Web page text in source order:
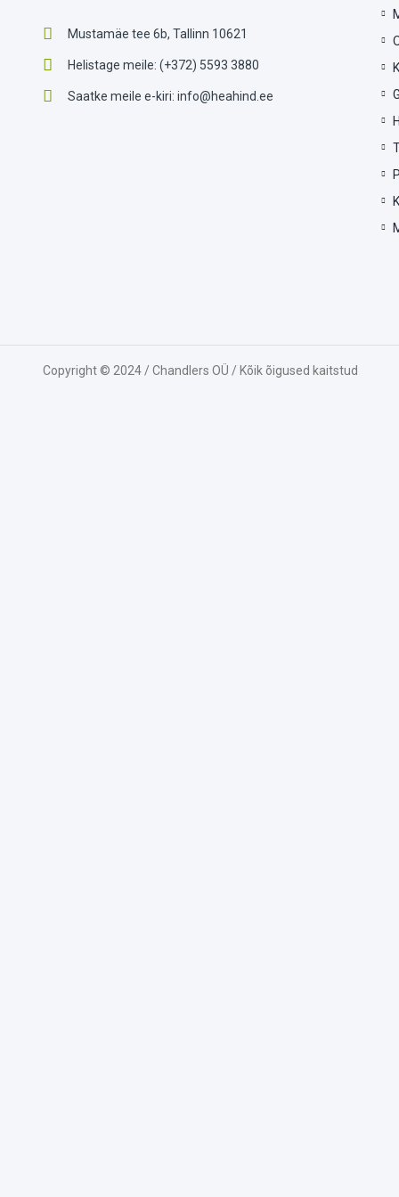
Mustamäe tee 6b, Tallinn 10621
Helistage meile: (+372) 5593 3880
Saatke meile e-kiri: info@heahind.ee
Copyright © 2024 / Chandlers OÜ / Kõik õigused kaitstud